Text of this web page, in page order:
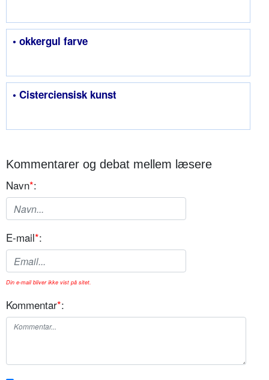
• okkergul farve
• Cisterciensisk kunst
Kommentarer og debat mellem læsere
Navn*:
E-mail*:
Din e-mail bliver ikke vist på sitet.
Kommentar*: